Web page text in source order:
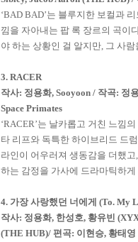
‘BAD BAD’는 블루지한 보컬과
낌을 자아내는 팝 록 장르의 곡이
야 하는 상황인 걸 알지만, 그 사람
3. RACER
작사: 정용화, Sooyoon / 작곡: 정
Space Primates
‘RACER’는 날카롭고 거친 느낌
타 리프와 독특한 하이브리드 드
라인이 어우러져 생동감을 더했고,
하는 감정을 가사에 드라마틱하
4. 가장 사랑했던 너에게 (To. My
작사: 정용화, 한성호, 황유빈
(THE HUB)/ 편곡: 이현승, 황태영